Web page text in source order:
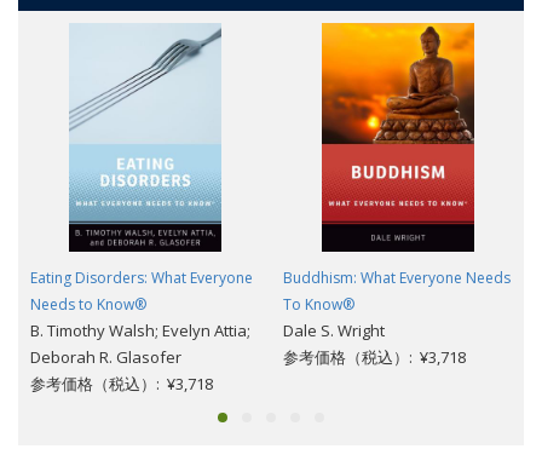
Eating Disorders: What Everyone
Needs to Know®
B. Timothy Walsh; Evelyn Attia;
Deborah R. Glasofer
参考価格（税込）: ¥3,718
Buddhism: What Everyone Needs
To Know®
Dale S. Wright
参考価格（税込）: ¥3,718